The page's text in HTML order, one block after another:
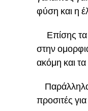
φύση και η
Επίσης τα
στην
ακόμη και
προσιτές